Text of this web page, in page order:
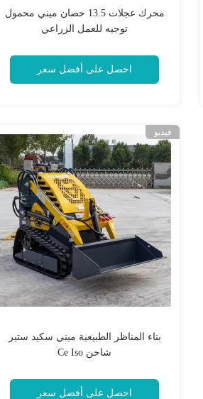
محرك عجلات 13.5 حصان ميني محمول
توجيه للعمل الزراعي
احصل على أفضل سعر
فيديو
بناء المناظر الطبيعية ميني سكيد ستير
شاحن Ce Iso
احصل على أفضل سعر